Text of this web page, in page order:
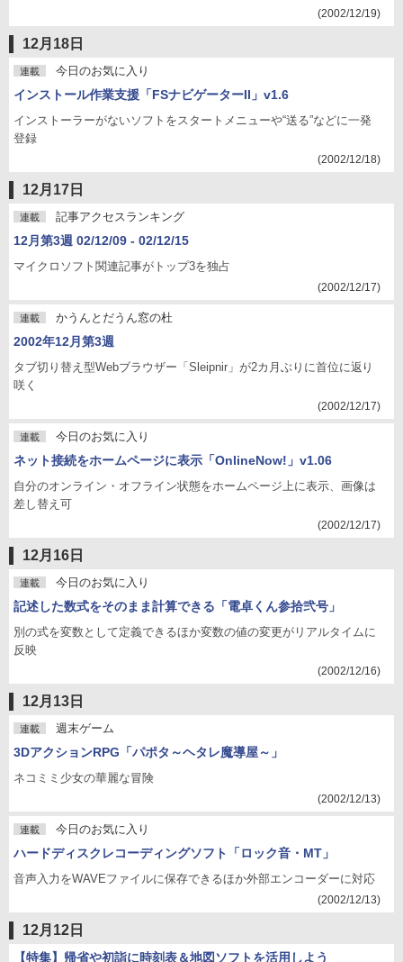
(2002/12/19)
12月18日
連載 今日のお気に入り
インストール作業支援「FSナビゲーターII」v1.6
インストーラーがないソフトをスタートメニューや“送る”などに一発
登録
(2002/12/18)
12月17日
連載 記事アクセスランキング
12月第3週 02/12/09 - 02/12/15
マイクロソフト関連記事がトップ3を独占
(2002/12/17)
連載 かうんとだうん窓の杜
2002年12月第3週
タブ切り替え型Webブラウザー「Sleipnir」が2カ月ぶりに首位に返り
咲く
(2002/12/17)
連載 今日のお気に入り
ネット接続をホームページに表示「OnlineNow!」v1.06
自分のオンライン・オフライン状態をホームページ上に表示、画像は
差し替え可
(2002/12/17)
12月16日
連載 今日のお気に入り
記述した数式をそのまま計算できる「電卓くん参拾弐号」
別の式を変数として定義できるほか変数の値の変更がリアルタイムに
反映
(2002/12/16)
12月13日
連載 週末ゲーム
3DアクションRPG「パポタ～ヘタレ魔導屋～」
ネコミミ少女の華麗な冒険
(2002/12/13)
連載 今日のお気に入り
ハードディスクレコーディングソフト「ロック音・MT」
音声入力をWAVEファイルに保存できるほか外部エンコーダーに対応
(2002/12/13)
12月12日
【特集】帰省や初詣に時刻表＆地図ソフトを活用しよう